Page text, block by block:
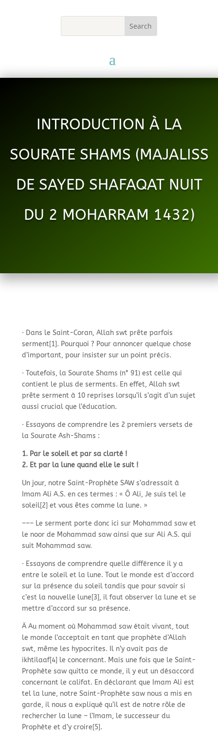
INTRODUCTION À LA
SOURATE SHAMS (MAJALISS
DE SAYED SHAFAQAT NUIT
DU 2 MOHARRAM 1432)
· Dans le Saint-Coran, Allah swt prête parfois
serment[1]. Pourquoi ? Pour annoncer quelque chose
d’important, pour insister sur un point précis.
· Toutefois, la Sourate Shams (n° 91) est celle qui
contient le plus de serments. En effet, Allah swt
prête serment à 10 reprises lorsqu’il s’agit d’un sujet
aussi crucial que l’éducation.
· Essayons de comprendre les 2 premiers versets de
la Sourate Ash-Shams :
1. Par le soleil et par sa clarté !
2. Et par la lune quand elle le suit !
Un jour, notre Saint-Prophète SAW s’adressait à
Imam Ali A.S. en ces termes : « Ô Ali, Je suis tel le
soleil[2] et vous êtes comme la lune. »
–––Le serment porte donc ici sur Mohammad saw et
le noor de Mohammad saw ainsi que sur Ali A.S. qui
suit Mohammad saw.
· Essayons de comprendre quelle différence il y a
entre le soleil et la lune. Tout le monde est d’accord
sur la présence du soleil tandis que pour savoir si
c’est la nouvelle lune[3], il faut observer la lune et se
mettre d’accord sur sa présence.
Ä Au moment où Mohammad saw était vivant, tout
le monde l’acceptait en tant que prophète d’Allah
swt, même les hypocrites. Il n’y avait pas de
ikhtilaaf[4] le concernant. Mais une fois que le Saint-
Prophète saw quitta ce monde, il y eut un désaccord
concernant le califat. En déclarant que Imam Ali est
tel la lune, notre Saint-Prophète saw nous a mis en
garde, il nous a expliqué qu’il est de notre rôle de
rechercher la lune – l’Imam, le successeur du
Prophète et d’y croire[5].